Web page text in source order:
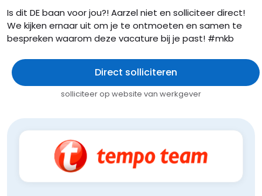
Is dit DE baan voor jou?! Aarzel niet en solliciteer direct!
We kijken ernaar uit om je te ontmoeten en samen te
bespreken waarom deze vacature bij je past! #mkb
Direct solliciteren
solliciteer op website van werkgever